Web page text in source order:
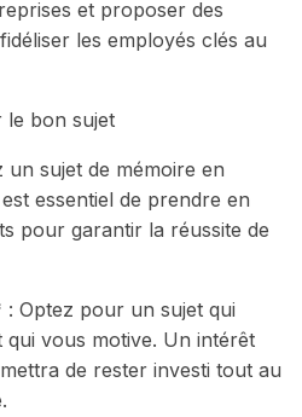
et proposer des
les employés clés au
le bon sujet
un sujet de mémoire en
essentiel de prendre en
pour garantir la réussite de
Optez pour un sujet qui
vous motive. Un intérêt
de rester investi tout au